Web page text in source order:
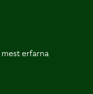
erfarna